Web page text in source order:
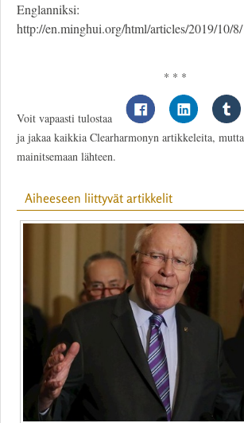
Englanniksi:
http://en.minghui.org/html/articles/2019/10/
* * *
Voit vapaasti tulostaa
ja jakaa kaikkia Clearharmonyn artikkeleita,
mainitsemaan lähteen.
Aiheeseen liittyvät artikkelit